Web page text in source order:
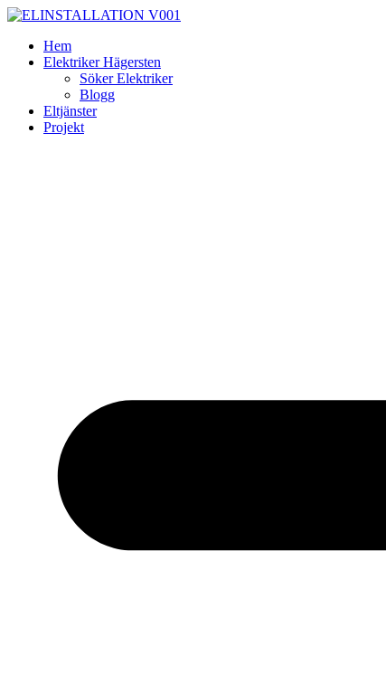
Skip
contentHem
Elektriker Hägersten
Söker Elektriker
Blogg
Eltjänster
Projekt